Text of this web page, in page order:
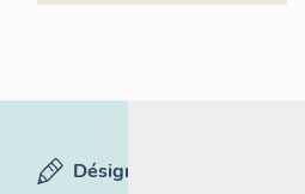
Désignation